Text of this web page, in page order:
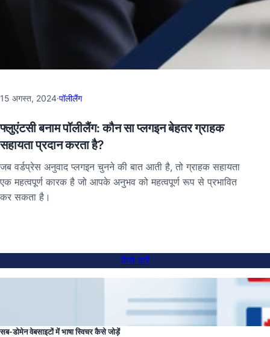
15 अगस्त, 2024·पॉलीलैंग
फ्लुएंटसी बनाम पॉलीलैंग: कौन सा प्लगइन बेहतर ग्राहक
सहायता प्रदान करता है?
जब वर्डप्रेस अनुवाद प्लगइन चुनने की बात आती है, तो ग्राहक सहायता
एक महत्वपूर्ण कारक है जो आपके अनुभव को महत्वपूर्ण रूप से प्रभावित
कर सकता है।
कैसे करें
सब-डोमेन वेबसाइटों में भाषा स्विचर कैसे जोड़ें